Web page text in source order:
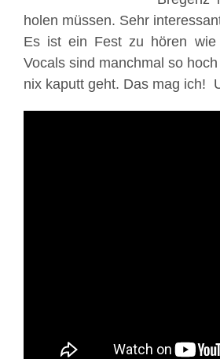
holen müssen. Sehr
Es ist ein Fest zu hören wie
Vocals sind manchmal so
nix kaputt geht. Das mag ich!